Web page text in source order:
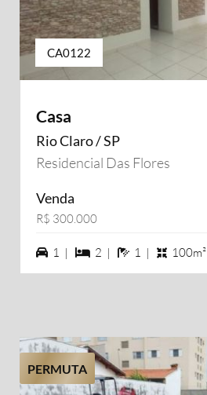
CA0122
Casa
Rio Claro / SP
Residencial Das Flores
Venda
R$ 300.000
1 vagas na garagem
1 | 2 dormiórios
2 | 1 banheiros
1 | 100m²
PERMUTA